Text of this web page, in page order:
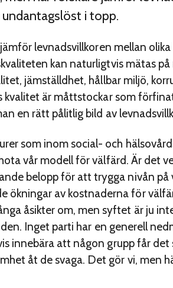
i topp.
levnadsvillkoren mellan
kan naturligtvis mätas
jämställdhet, hållbar miljö,
är måttstockar som
en rätt pålitlig bild av
som inom social- och
vår modell för välfärd. Är det
belopp för att trygga nivån på
ökningar av kostnaderna för
åsikter om, men syftet är ju
Inget parti har en generell
innebära att någon grupp får det
åt de svaga. Det gör vi, men